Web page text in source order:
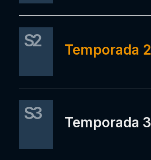
S2 Temporada 2
S3 Temporada 3